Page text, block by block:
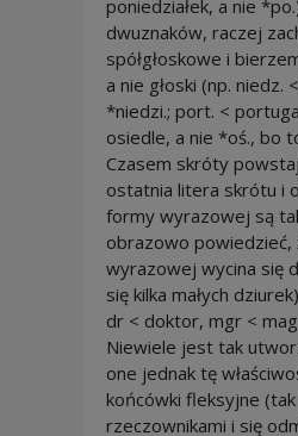
poniedziałek, a nie
dwuznaków, raczej
spółgłoskowe i
a nie głoski (np. niedz.
*niedzi.; port. <
osiedle, a nie *oś., bo
Czasem skróty
ostatnia litera skrótu i
formy wyrazowej są
obrazowo powiedzieć,
wyrazowej wycina się
się kilka małych
dr < doktor, mgr <
Niewiele jest tak
one jednak tę
końcówki fleksyjne
rzeczownikami i się